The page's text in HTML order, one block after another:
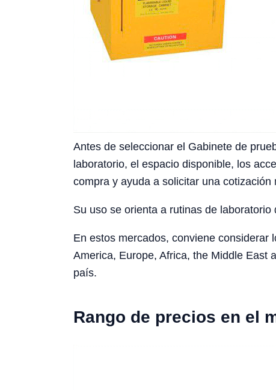
Antes de seleccionar el Gabinete de
laboratorio, el espacio disponible, los
compra y ayuda a solicitar una cotización
Su uso se orienta a rutinas de
En estos mercados, conviene considerar
America, Europe, Africa, the Middle East
país.
Rango de precios en el